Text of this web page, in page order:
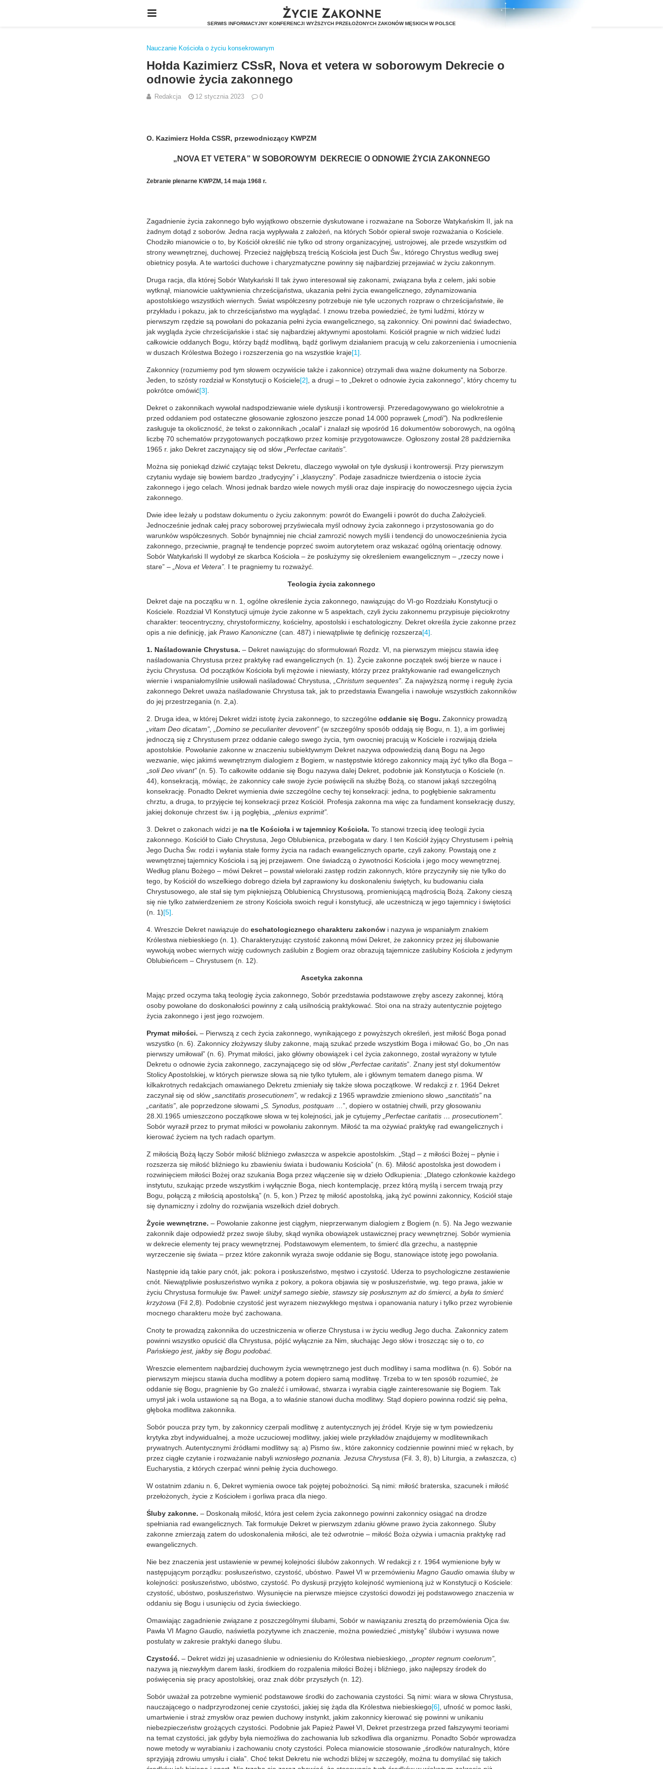
Nauczanie Kościoła o życiu konsekrowanym
Hołda Kazimierz CSsR, Nova et vetera w soborowym Dekrecie o
odnowie życia zakonnego
Redakcja 12 stycznia 2023 0
O. Kazimierz Hołda CSSR, przewodniczący KWPZM
„NOVA ET VETERA” W SOBOROWYM DEKRECIE O ODNOWIE ŻYCIA ZAKONNEGO
Zebranie plenarne KWPZM, 14 maja 1968 r.
Zagadnienie życia zakonnego było wyjątkowo obszernie dyskutowane i rozważane na Soborze Watykańskim II, jak na
żadnym dotąd z soborów. Jedna racja wypływała z założeń, na których Sobór opierał swoje rozważania o Kościele.
Chodziło mianowicie o to, by Kościół określić nie tylko od strony organizacyjnej, ustrojowej, ale przede wszystkim od
strony wewnętrznej, duchowej. Przecież najgłębszą treścią Kościoła jest Duch Św., którego Chrystus według swej
obietnicy posyła. A te wartości duchowe i charyzmatyczne powinny się najbardziej przejawiać w życiu zakonnym.
Druga racja, dla której Sobór Watykański II tak żywo interesował się zakonami, związana była z celem, jaki sobie
wytknął, mianowicie uaktywnienia chrześcijaństwa, ukazania pełni życia ewangelicznego, zdynamizowania
apostolskiego wszystkich wiernych. Świat współczesny potrzebuje nie tyle uczonych rozpraw o chrześcijaństwie, ile
przykładu i pokazu, jak to chrześcijaństwo ma wyglądać. I znowu trzeba powiedzieć, że tymi ludźmi, którzy w
pierwszym rzędzie są powołani do pokazania pełni życia ewangelicznego, są zakonnicy. Oni powinni dać świadectwo,
jak wygląda życie chrześcijańskie i stać się najbardziej aktywnymi apostołami. Kościół pragnie w nich widzieć ludzi
całkowicie oddanych Bogu, którzy bądź modlitwą, bądź gorliwym działaniem pracują w celu zakorzenienia i umocnienia
w duszach Królestwa Bożego i rozszerzenia go na wszystkie kraje[1]
Zakonnicy (rozumiemy pod tym słowem oczywiście także i zakonnice) otrzymali dwa ważne dokumenty na Soborze.
Jeden, to szósty rozdział w Konstytucji o Kościele[2] , a drugi – to „Dekret o odnowie życia zakonnego”, który chcemy tu
pokrótce omówić[3]
Dekret o zakonnikach wywołał nadspodziewanie wiele dyskusji i kontrowersji. Przeredagowywano go wielokrotnie a
przed oddaniem pod ostateczne głosowanie zgłoszono jeszcze ponad 14.000 poprawek ( „modi”). Na podkreślenie
zasługuje ta okoliczność, że tekst o zakonnikach „ocalał” i znalazł się wpośród 16 dokumentów soborowych, na ogólną
liczbę 70 schematów przygotowanych początkowo przez komisje przygotowawcze. Ogłoszony został 28 października
1965 r. jako Dekret zaczynający się od słów „Perfectae caritatis”.
Można się poniekąd dziwić czytając tekst Dekretu, dlaczego wywołał on tyle dyskusji i kontrowersji. Przy pierwszym
czytaniu wydaje się bowiem bardzo „tradycyjny” i „klasyczny”. Podaje zasadnicze twierdzenia o istocie życia
zakonnego i jego celach. Wnosi jednak bardzo wiele nowych myśli oraz daje inspirację do nowoczesnego ujęcia życia
zakonnego.
Dwie idee leżały u podstaw dokumentu o życiu zakonnym: powrót do Ewangelii i powrót do ducha Założycieli.
Jednocześnie jednak całej pracy soborowej przyświecała myśl odnowy życia zakonnego i przystosowania go do
warunków współczesnych. Sobór bynajmniej nie chciał zamrozić nowych myśli i tendencji do unowocześnienia życia
zakonnego, przeciwnie, pragnął te tendencje poprzeć swoim autorytetem oraz wskazać ogólną orientację odnowy.
Sobór Watykański II wydobył ze skarbca Kościoła – że posłużymy się określeniem ewangelicznym – „rzeczy nowe i
stare” – „Nova et Vetera”. I te pragniemy tu rozważyć.
Teologia życia zakonnego
Dekret daje na początku w n. 1, ogólne określenie życia zakonnego, nawiązując do VI-go Rozdziału Konstytucji o
Kościele. Rozdział VI Konstytucji ujmuje życie zakonne w 5 aspektach, czyli życiu zakonnemu przypisuje pięciokrotny
charakter: teocentryczny, chrystoformiczny, kościelny, apostolski i eschatologiczny. Dekret określa życie zakonne przez
opis a nie definicję, jak Prawo Kanoniczne (can. 487) i niewątpliwie tę definicję rozszerza[4]
1. Naśladowanie Chrystusa. – Dekret nawiązując do sformułowań Rozdz. VI, na pierwszym miejscu stawia ideę
naśladowania Chrystusa przez praktykę rad ewangelicznych (n. 1). Życie zakonne początek swój bierze w nauce i
życiu Chrystusa. Od początków Kościoła byli mężowie i niewiasty, którzy przez praktykowanie rad ewangelicznych
wiernie i wspaniałomyślnie usiłowali naśladować Chrystusa,
„Christum sequentes” . Za najwyższą normę i regułę życia
zakonnego Dekret uważa naśladowanie Chrystusa tak, jak to przedstawia Ewangelia i nawołuje wszystkich zakonników
do jej przestrzegania (n. 2,a).
2. Druga idea, w której Dekret widzi istotę życia zakonnego, to szczególne oddanie się Bogu. Zakonnicy prowadzą
„vitam Deo dicatam”, „Domino se peculiariter devovent” (w szczególny sposób oddają się Bogu, n. 1), a im gorliwiej
jednoczą się z Chrystusem przez oddanie całego swego życia, tym owocniej pracują w Kościele i rozwijają dzieła
apostolskie. Powołanie zakonne w znaczeniu subiektywnym Dekret nazywa odpowiedzią daną Bogu na Jego
wezwanie, więc jakimś wewnętrznym dialogiem z Bogiem, w następstwie którego zakonnicy mają żyć tylko dla Boga –
soli Deo vivant” (n. 5). To całkowite oddanie się Bogu nazywa dalej Dekret, podobnie jak Konstytucja o Kościele (n.
44), konsekracją, mówiąc, że zakonnicy całe swoje życie poświęcili na służbę Bożą, co stanowi jakąś szczególną
konsekrację. Ponadto Dekret wymienia dwie szczególne cechy tej konsekracji: jedna, to pogłębienie sakramentu
chrztu, a druga, to przyjęcie tej konsekracji przez Kościół. Profesja zakonna ma więc za fundament konsekrację duszy,
jakiej dokonuje chrzest św. i ją pogłębia,
„plenius exprimit”.
3. Dekret o zakonach widzi je na tle Kościoła i w tajemnicy Kościoła. To stanowi trzecią ideę teologii życia
zakonnego. Kościół to Ciało Chrystusa, Jego Oblubienica, przebogata w dary. I ten Kościół żyjący Chrystusem i pełnią
Jego Ducha Św. rodzi i wyłania stałe formy życia na radach ewangelicznych oparte, czyli zakony. Powstają one z
wewnętrznej tajemnicy Kościoła i są jej przejawem. One świadczą o żywotności Kościoła i jego mocy wewnętrznej.
Według planu Bożego – mówi Dekret – powstał wieloraki zastęp rodzin zakonnych, które przyczyniły się nie tylko do
tego, by Kościół do wszelkiego dobrego dzieła był zaprawiony ku doskonaleniu świętych, ku budowaniu ciała
Chrystusowego, ale stał się tym piękniejszą Oblubienicą Chrystusową, promieniującą mądrością Bożą. Zakony cieszą
się nie tylko zatwierdzeniem ze strony Kościoła swoich reguł i konstytucji, ale uczestniczą w jego tajemnicy i świętości
(n. 1)[5]
4. Wreszcie Dekret nawiązuje do eschatologicznego charakteru zakonów i nazywa je wspaniałym znakiem
Królestwa niebieskiego (n. 1). Charakteryzując czystość zakonną mówi Dekret, że zakonnicy przez jej ślubowanie
wywołują wobec wiernych wizję cudownych zaślubin z Bogiem oraz obrazują tajemnicze zaślubiny Kościoła z jedynym
Oblubieńcem – Chrystusem (n. 12).
Ascetyka zakonna
Mając przed oczyma taką teologię życia zakonnego, Sobór przedstawia podstawowe zręby ascezy zakonnej, którą
osoby powołane do doskonałości powinny z całą usilnością praktykować. Stoi ona na straży autentycznie pojętego
życia zakonnego i jest jego rozwojem.
Prymat miłości. – Pierwszą z cech życia zakonnego, wynikającego z powyższych określeń, jest miłość Boga ponad
wszystko (n. 6). Zakonnicy złożywszy śluby zakonne, mają szukać przede wszystkim Boga i miłować Go, bo „On nas
pierwszy umiłował” (n. 6). Prymat miłości, jako główny obowiązek i cel życia zakonnego, został wyrażony w tytule
Dekretu o odnowie życia zakonnego, zaczynającego się od słów „Perfectae caritatis”. Znany jest styl dokumentów
Stolicy Apostolskiej, w których pierwsze słowa są nie tylko tytułem, ale i głównym tematem danego pisma. W
kilkakrotnych redakcjach omawianego Dekretu zmieniały się także słowa początkowe. W redakcji z r. 1964 Dekret
zaczynał się od słów „sanctitatis prosecutionem”, w redakcji z 1965 wprawdzie zmieniono słowo „ sanctitatis” na
„caritatis” , ale poprzedzone słowami „ S. Synodus, postquam …”, dopiero w ostatniej chwili, przy głosowaniu
28.XI.1965 umieszczono początkowe słowa w tej kolejności, jak je cytujemy „Perfectae caritatis … prosecutionem”.
Sobór wyraził przez to prymat miłości w powołaniu zakonnym. Miłość ta ma ożywiać praktykę rad ewangelicznych i
kierować życiem na tych radach opartym.
Z miłością Bożą łączy Sobór miłość bliźniego zwłaszcza w aspekcie apostolskim. „Stąd – z miłości Bożej – płynie i
rozszerza się miłość bliźniego ku zbawieniu świata i budowaniu Kościoła” (n. 6). Miłość apostolska jest dowodem i
rozwinięciem miłości Bożej oraz szukania Boga przez włączenie się w dzieło Odkupienia: „Dlatego członkowie każdego
instytutu, szukając przede wszystkim i wyłącznie Boga, niech kontemplację, przez którą myślą i sercem trwają przy
Bogu, połączą z miłością apostolską” (n. 5, kon.) Przez tę miłość apostolską, jaką żyć powinni zakonnicy, Kościół staje
się dynamiczny i zdolny do rozwijania wszelkich dzieł dobrych.
Życie wewnętrzne. – Powołanie zakonne jest ciągłym, nieprzerwanym dialogiem z Bogiem (n. 5). Na Jego wezwanie
zakonnik daje odpowiedź przez swoje śluby, skąd wynika obowiązek ustawicznej pracy wewnętrznej. Sobór wymienia
w dekrecie elementy tej pracy wewnętrznej. Podstawowym elementem, to śmierć dla grzechu, a następnie
wyrzeczenie się świata – przez które zakonnik wyraża swoje oddanie się Bogu, stanowiące istotę jego powołania.
Następnie idą takie pary cnót, jak: pokora i posłuszeństwo, męstwo i czystość. Uderza to psychologiczne zestawienie
cnót. Niewątpliwie posłuszeństwo wynika z pokory, a pokora objawia się w posłuszeństwie, wg. tego prawa, jakie w
życiu Chrystusa formułuje św. Paweł: uniżył samego siebie, stawszy się posłusznym aż do śmierci, a była to śmierć
krzyżowa (Fil 2,8). Podobnie czystość jest wyrazem niezwykłego męstwa i opanowania natury i tylko przez wyrobienie
mocnego charakteru może być zachowana.
Cnoty te prowadzą zakonnika do uczestniczenia w ofierze Chrystusa i w życiu według Jego ducha. Zakonnicy zatem
powinni wszystko opuścić dla Chrystusa, pójść wyłącznie za Nim, słuchając Jego słów i troszcząc się o to, co
Pańskiego jest, jakby się Bogu podobać.
Wreszcie elementem najbardziej duchowym życia wewnętrznego jest duch modlitwy i sama modlitwa (n. 6). Sobór na
pierwszym miejscu stawia ducha modlitwy a potem dopiero samą modlitwę. Trzeba to w ten sposób rozumieć, że
oddanie się Bogu, pragnienie by Go znaleźć i umiłować, stwarza i wyrabia ciągłe zainteresowanie się Bogiem. Tak
umysł jak i wola ustawione są na Boga, a to właśnie stanowi ducha modlitwy. Stąd dopiero powinna rodzić się pełna,
głęboka modlitwa zakonnika.
Sobór poucza przy tym, by zakonnicy czerpali modlitwę z autentycznych jej źródeł. Kryje się w tym powiedzeniu
krytyka zbyt indywidualnej, a może uczuciowej modlitwy, jakiej wiele przykładów znajdujemy w modlitewnikach
prywatnych. Autentycznymi źródłami modlitwy są: a) Pismo św., które zakonnicy codziennie powinni mieć w rękach, by
przez ciągłe czytanie i rozważanie nabyli wzniosłego poznania. Jezusa Chrystusa (Fil. 3, 8), b) Liturgia, a zwłaszcza, c)
Eucharystia, z których czerpać winni pełnię życia duchowego.
W ostatnim zdaniu n. 6, Dekret wymienia owoce tak pojętej pobożności. Są nimi: miłość braterska, szacunek i miłość
przełożonych, życie z Kościołem i gorliwa praca dla niego.
Śluby zakonne. – Doskonałą miłość, która jest celem życia zakonnego powinni zakonnicy osiągać na drodze
spełniania rad ewangelicznych. Tak formułuje Dekret w pierwszym zdaniu główne prawo życia zakonnego. Śluby
zakonne zmierzają zatem do udoskonalenia miłości, ale też odwrotnie – miłość Boża ożywia i umacnia praktykę rad
ewangelicznych.
Nie bez znaczenia jest ustawienie w pewnej kolejności ślubów zakonnych. W redakcji z r. 1964 wymienione były w
następującym porządku: posłuszeństwo, czystość, ubóstwo. Paweł VI w przemówieniu Magno Gaudio omawia śluby w
kolejności: posłuszeństwo, ubóstwo, czystość. Po dyskusji przyjęto kolejność wymienioną już w Konstytucji o Kościele:
czystość, ubóstwo, posłuszeństwo. Wysunięcie na pierwsze miejsce czystości dowodzi jej podstawowego znaczenia w
oddaniu się Bogu i usunięciu od życia świeckiego.
Omawiając zagadnienie związane z poszczególnymi ślubami, Sobór w nawiązaniu zresztą do przemówienia Ojca św.
Pawła VI Magno Gaudio, naświetla pozytywne ich znaczenie, można powiedzieć „mistykę” ślubów i wysuwa nowe
postulaty w zakresie praktyki danego ślubu.
Czystość. – Dekret widzi jej uzasadnienie w odniesieniu do Królestwa niebieskiego,
„propter regnum coelorum”,
nazywa ją niezwykłym darem łaski, środkiem do rozpalenia miłości Bożej i bliźniego, jako najlepszy środek do
poświęcenia się pracy apostolskiej, oraz znak dóbr przyszłych (n. 12).
Sobór uważał za potrzebne wymienić podstawowe środki do zachowania czystości. Są nimi: wiara w słowa Chrystusa,
nauczającego o nadprzyrodzonej cenie czystości, jakiej się żąda dla Królestwa niebieskiego[6] , ufność w pomoc łaski,
umartwienie i straż zmysłów oraz pewien duchowy instynkt, jakim zakonnicy kierować się powinni w unikaniu
niebezpieczeństw grożących czystości. Podobnie jak Papież Paweł VI, Dekret przestrzega przed fałszywymi teoriami
na temat czystości, jak gdyby była niemożliwa do zachowania lub szkodliwa dla organizmu. Ponadto Sobór wprowadza
nowe metody w wyrabianiu i zachowaniu cnoty czystości. Poleca mianowicie stosowanie „środków naturalnych, które
sprzyjają zdrowiu umysłu i ciała”. Choć tekst Dekretu nie wchodzi bliżej w szczegóły, można tu domyślać się takich